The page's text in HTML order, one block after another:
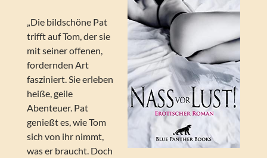
„Die bildschöne Pat
trifft auf Tom, der sie
mit seiner offenen,
fordernden Art
fasziniert. Sie erleben
heiße, geile
Abenteuer. Pat
genießt es, wie Tom
sich von ihr nimmt,
was er braucht. Doch